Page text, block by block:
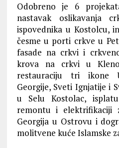
Odobreno je 6
nastavak oslikavanja
ispovednika u Kostolcu,
česme u porti crkve u
fasade na crkvi i
krova na crkvi u
restauraciju tri ikone
Georgije, Sveti Ignjatije i
u Selu Kostolac,
remontu i elektrifikaciji
Georgija u Ostrovu i
molitvene kuće Islamske